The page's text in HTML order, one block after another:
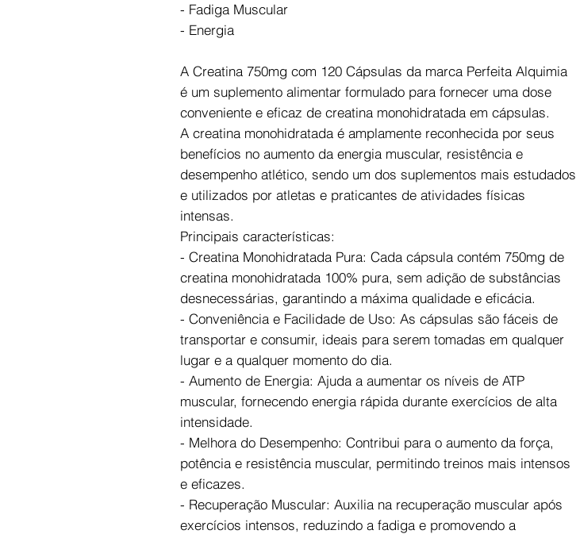
- Fadiga Muscular
- Energia
A Creatina 750mg com 120 Cápsulas da marca Perfeita Alquimia
é um suplemento alimentar formulado para fornecer uma dose
conveniente e eficaz de creatina monohidratada em cápsulas.
A creatina monohidratada é amplamente reconhecida por seus
benefícios no aumento da energia muscular, resistência e
desempenho atlético, sendo um dos suplementos mais estudados
e utilizados por atletas e praticantes de atividades físicas
intensas.
Principais características:
- Creatina Monohidratada Pura: Cada cápsula contém 750mg de
creatina monohidratada 100% pura, sem adição de substâncias
desnecessárias, garantindo a máxima qualidade e eficácia.
- Conveniência e Facilidade de Uso: As cápsulas são fáceis de
transportar e consumir, ideais para serem tomadas em qualquer
lugar e a qualquer momento do dia.
- Aumento de Energia: Ajuda a aumentar os níveis de ATP
muscular, fornecendo energia rápida durante exercícios de alta
intensidade.
- Melhora do Desempenho: Contribui para o aumento da força,
potência e resistência muscular, permitindo treinos mais intensos
e eficazes.
- Recuperação Muscular: Auxilia na recuperação muscular após
exercícios intensos, reduzindo a fadiga e promovendo a